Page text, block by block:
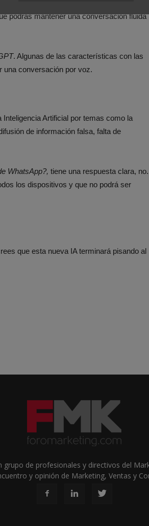
la esquina inferior derecha. Tan solo
podrás mantener una conversación fluida
. Algunas de las características con las
una conversación por voz.
Artificial por temas como la
de información falsa, falta de
WhatsApp?, tiene una respuesta clara, no.
los dispositivos y que no podrá ser
que esta nueva IA terminará pisando al
de profesionales y directivos del
y opinión de Marketing, Ventas y